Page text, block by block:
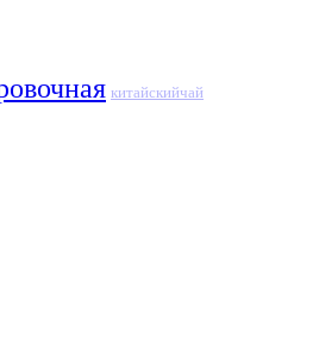
китайскийчай